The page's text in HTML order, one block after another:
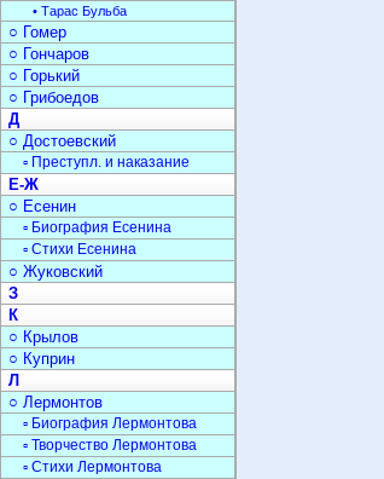
• Тарас Бульба
○ Гомер
○ Гончаров
○ Горький
○ Грибоедов
Д
○ Достоевский
▫ Преступл. и наказание
Е-Ж
○ Есенин
▫ Биография Есенина
▫ Стихи Есенина
○ Жуковский
З
К
○ Крылов
○ Куприн
Л
○ Лермонтов
▫ Биография Лермонтова
▫ Творчество Лермонтова
▫ Стихи Лермонтова